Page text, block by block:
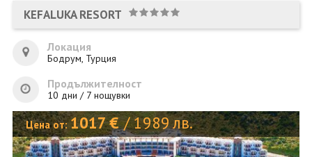
ПОЧИВКИ
КРУИЗИ
ЕКЗОТИКА
ОЩЕ
KEFALUKA RESORT
Локация
Бодрум, Турция
Продължителност
10 дни / 7 нощувки
Цена от:1017€ / 1989лв.